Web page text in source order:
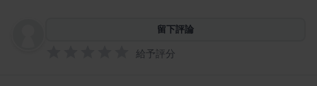
留下評論
給予評分